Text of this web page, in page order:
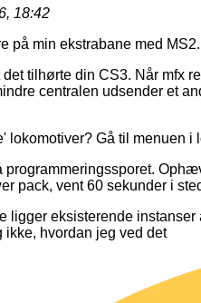
18:42
på min ekstrabane med
tilhørte din CS3. Når mfx
centralen udsender et
lokomotiver? Gå til menuen
pack, vent 60 sekunder i
ligger eksisterende
hvordan jeg ved det